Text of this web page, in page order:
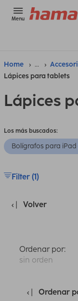
Menu
Home ...
Lápices para tablets
Lápices
Los más buscados:
Bolígrafos para iPad
Filter (1)
Volver
Ordenar por:
sin orden
Ordenar